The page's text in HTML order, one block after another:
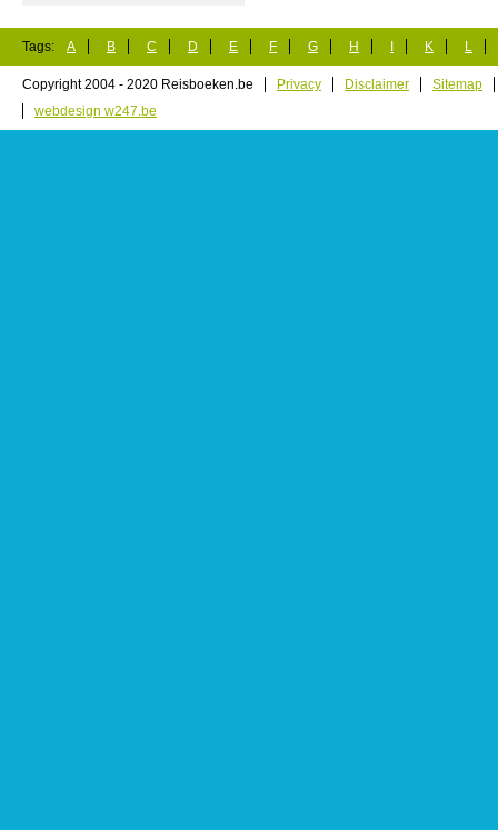
Tags: A B C D E F G H K L
Copyright 2004 - 2020 Reisboeken.be Privacy Disclaimer
Sitemap
webdesign w247.be